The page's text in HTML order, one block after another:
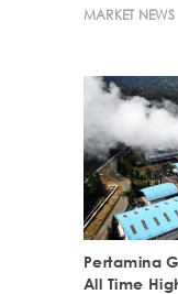
MARKET NEWS
Pertamina
All Time